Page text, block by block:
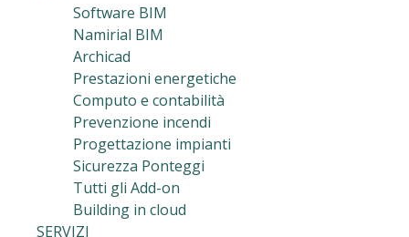
Software BIM
Namirial BIM
Archicad
Prestazioni energetiche
Computo e contabilità
Prevenzione incendi
Progettazione impianti
Sicurezza Ponteggi
Tutti gli Add-on
Building in cloud
SERVIZI